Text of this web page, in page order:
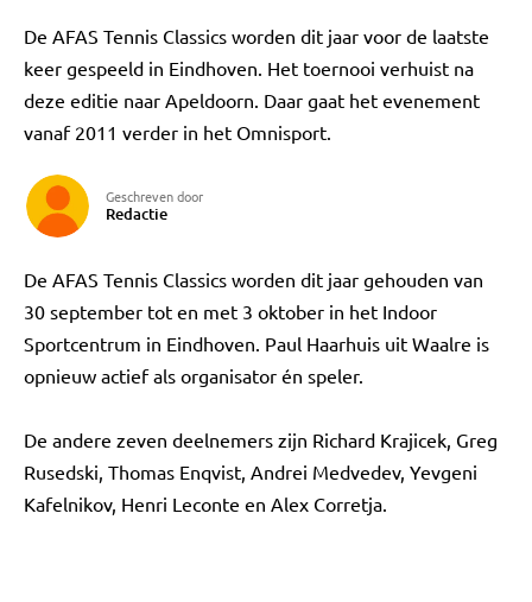
De AFAS Tennis Classics worden dit jaar voor de laatste
keer gespeeld in Eindhoven. Het toernooi verhuist na
deze editie naar Apeldoorn. Daar gaat het evenement
vanaf 2011 verder in het Omnisport.
Geschreven door
Redactie
De AFAS Tennis Classics worden dit jaar gehouden van
30 september tot en met 3 oktober in het Indoor
Sportcentrum in Eindhoven. Paul Haarhuis uit Waalre is
opnieuw actief als organisator én speler.
De andere zeven deelnemers zijn Richard Krajicek, Greg
Rusedski, Thomas Enqvist, Andrei Medvedev, Yevgeni
Kafelnikov, Henri Leconte en Alex Corretja.